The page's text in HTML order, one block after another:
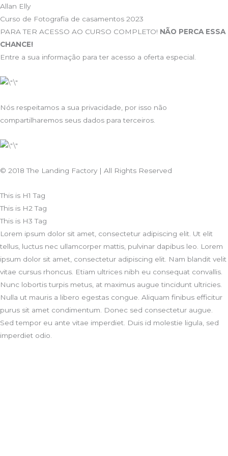
Allan Elly
Curso de Fotografia de casamentos 2023
PARA TER ACESSO AO CURSO COMPLETO! NÃO PERCA ESSA
CHANCE!
Entre a sua informação para ter acesso a oferta especial.
Nós respeitamos a sua privacidade, por isso não
compartilharemos seus dados para terceiros.
© 2018 The Landing Factory | All Rights Reserved
This is H1 Tag
This is H2 Tag
This is H3 Tag
Lorem ipsum dolor sit amet, consectetur adipiscing elit. Ut elit
tellus, luctus nec ullamcorper mattis, pulvinar dapibus leo. Lorem
ipsum dolor sit amet, consectetur adipiscing elit. Nam blandit velit
vitae cursus rhoncus. Etiam ultrices nibh eu consequat convallis.
Nunc lobortis turpis metus, at maximus augue tincidunt ultricies.
Nulla ut mauris a libero egestas congue. Aliquam finibus efficitur
purus sit amet condimentum. Donec sed consectetur augue.
Sed tempor eu ante vitae imperdiet. Duis id molestie ligula, sed
imperdiet odio.